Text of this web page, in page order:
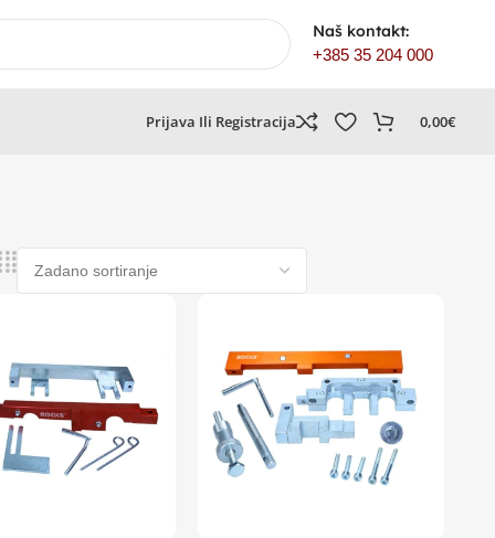
Naš kontakt:
+385 35 204 000
Prijava Ili Registracija 0,00€